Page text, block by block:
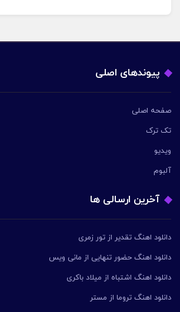
پیوندهای اصلی
صفحه اصلی
تک ترک
ویدیو
آلبوم
آخرین ارسالی ها
دانلود اهنگ تقدیر از تور زمری
دانلود اهنگ حضور تنهایی از مانی ویس
دانلود اهنگ اشتباه از میلاد باکری
دانلود اهنگ تروما از مستر